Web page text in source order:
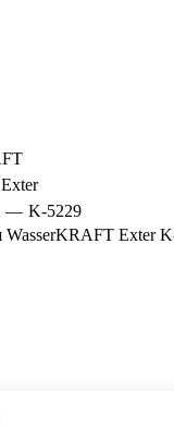
Exter
— K-5229
Exter